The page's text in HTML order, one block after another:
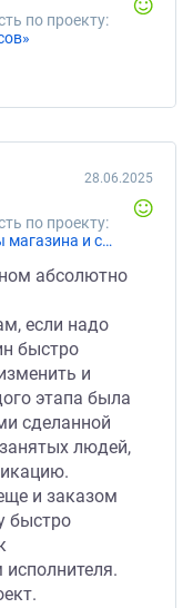
по проекту:
по проекту:
«Создать дизайн главной страницы магазина и страницы каталога»
28.06.2025
абсолютно
если надо
быстро
и
этапа была
сделанной
людей,
и заказом
быстро